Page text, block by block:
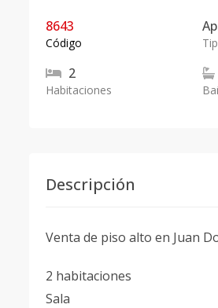
8643
Código
2
Habitaciones
Descripción
Venta de piso alto en Juan
2 habitaciones
Sala